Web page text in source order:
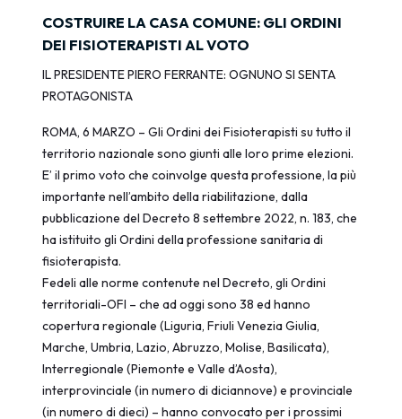
COSTRUIRE LA CASA COMUNE: GLI ORDINI
DEI FISIOTERAPISTI AL VOTO
IL PRESIDENTE PIERO FERRANTE: OGNUNO SI SENTA
PROTAGONISTA
ROMA, 6 MARZO – Gli Ordini dei Fisioterapisti su tutto il
territorio nazionale sono giunti alle loro prime elezioni.
E’ il primo voto che coinvolge questa professione, la più
importante nell’ambito della riabilitazione, dalla
pubblicazione del Decreto 8 settembre 2022, n. 183, che
ha istituito gli Ordini della professione sanitaria di
fisioterapista.
Fedeli alle norme contenute nel Decreto, gli Ordini
territoriali-OFI – che ad oggi sono 38 ed hanno
copertura regionale (Liguria, Friuli Venezia Giulia,
Marche, Umbria, Lazio, Abruzzo, Molise, Basilicata),
Interregionale (Piemonte e Valle d’Aosta),
interprovinciale (in numero di diciannove) e provinciale
(in numero di dieci) – hanno convocato per i prossimi